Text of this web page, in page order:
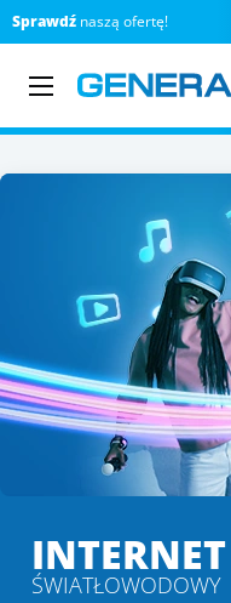
Sprawdź naszą ofertę!
INTERNET
ŚWIATŁOWODOWY